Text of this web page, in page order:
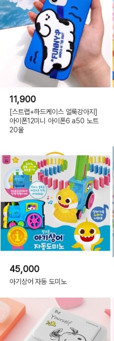
11,900
[스트랩+하드케이스 얼룩강아지]
아이폰12미니 아이폰6 a50 노트
20울
45,000
아기상어 자동 도미노